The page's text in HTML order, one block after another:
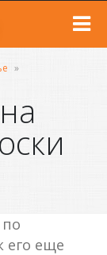
»
его еще